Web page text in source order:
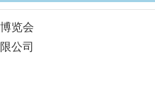
览会
公司